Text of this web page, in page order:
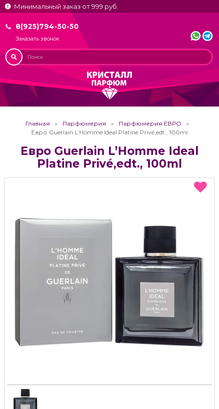
Минимальный заказ от 999 руб.
8(925)794-50-50
Заказать звонок
Главная Парфюмерия
Парфюмерия ЕВРО
Евро Guerlain L’Homme Ideal Platine Privé,edt., 100ml
Евро Guerlain L’Homme Ideal
Platine Privé,edt., 100ml